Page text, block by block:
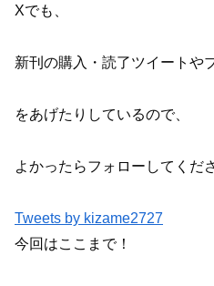
Xでも、
新刊の購入・読了ツイートや
をあげたりしているので、
よかったらフォローしてくだ
Tweets by kizame2727
今回はここまで！